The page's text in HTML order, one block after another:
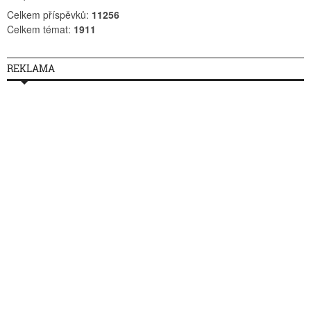
Celkem příspěvků: 11256
Celkem témat: 1911
REKLAMA